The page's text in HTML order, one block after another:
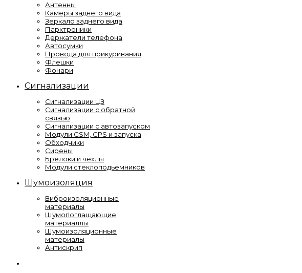
Антенны
Камеры заднего вида
Зеркало заднего вида
Парктроники
Держатели телефона
Автосумки
Провода для прикуривания
Флешки
Фонари
Сигнализации
Сигнализации ЦЗ
Сигнализации с обратной
связью
Сигнализации с автозапуском
Модули GSM, GPS и запуска
Обходчики
Сирены
Брелоки и чехлы
Модули стеклоподьемников
Шумоизоляция
Виброизоляционные
материалы
Шумопоглащающие
материаллы
Шумоизоляционные
материалы
Антискрип